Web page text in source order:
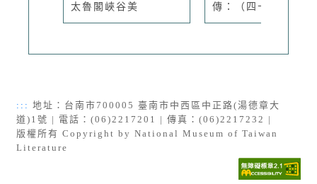
太魯閣峽谷美
傳：（四十）...
::: 地址：台南市700005 臺南市中西區中正路(湯德章大
道)1號 | 電話：(06)2217201 | 傳真：(06)2217232 |
版權所有 Copyright by National Museum of Taiwan
Literature